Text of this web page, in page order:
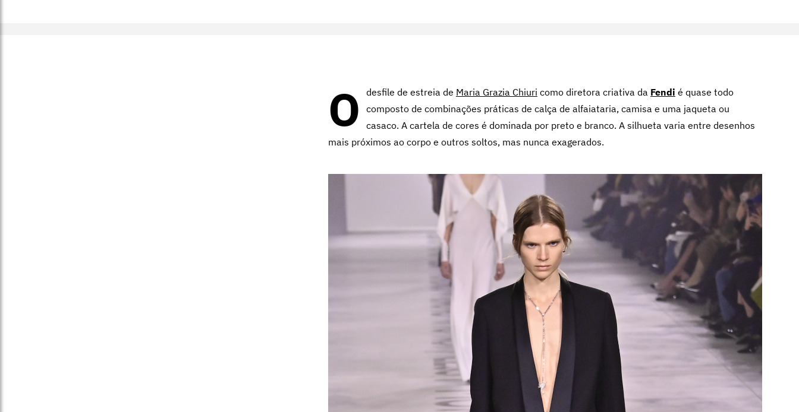
O desfile de estreia de Maria Grazia Chiuri como diretora criativa da Fendi é quase todo
composto de combinações práticas de calça de alfaiataria, camisa e uma jaqueta ou
casaco. A cartela de cores é dominada por preto e branco. A silhueta varia entre desenhos
mais próximos ao corpo e outros soltos, mas nunca exagerados.